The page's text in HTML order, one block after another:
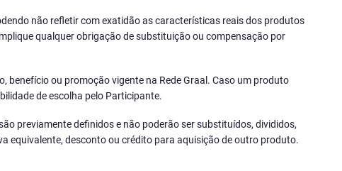
não refletir com exatidão as características reais dos produtos
qualquer obrigação de substituição ou compensação por
ou promoção vigente na Rede Graal. Caso um produto
de escolha pelo Participante.
previamente definidos e não poderão ser substituídos, divididos,
equivalente, desconto ou crédito para aquisição de outro produto.